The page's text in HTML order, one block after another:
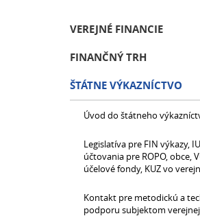
VEREJNÉ FINANCIE
FINANČNÝ TRH
ŠTÁTNE VÝKAZNÍCTVO
Úvod do štátneho
Legislatíva pre FIN výkazy,
účtovania pre ROPO, obce,
účelové fondy, KUZ vo
Kontakt pre metodickú a
podporu subjektom